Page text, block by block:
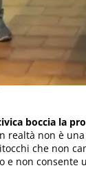
boccia la
realtà non è
che non
e non consente